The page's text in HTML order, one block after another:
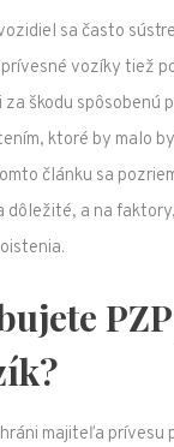
sa často
vozíky tiež
škodu spôsobenú
ktoré by malo
článku sa
dôležité, a na faktory,
majiteľa prívesu